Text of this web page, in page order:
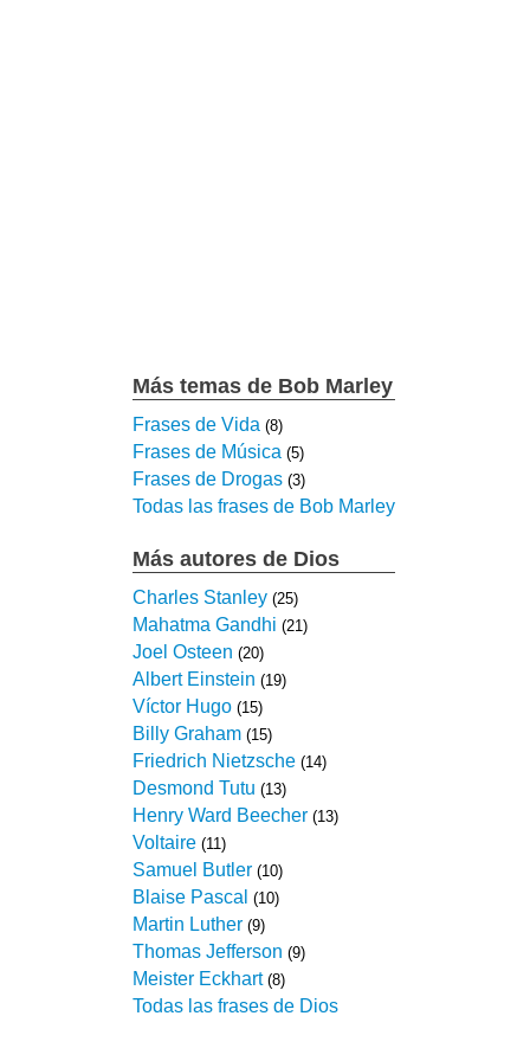
Más temas de Bob Marley
Frases de Vida (8)
Frases de Música (5)
Frases de Drogas (3)
Todas las frases de Bob Marley
Más autores de Dios
Charles Stanley (25)
Mahatma Gandhi (21)
Joel Osteen (20)
Albert Einstein (19)
Víctor Hugo (15)
Billy Graham (15)
Friedrich Nietzsche (14)
Desmond Tutu (13)
Henry Ward Beecher (13)
Voltaire (11)
Samuel Butler (10)
Blaise Pascal (10)
Martin Luther (9)
Thomas Jefferson (9)
Meister Eckhart (8)
Todas las frases de Dios